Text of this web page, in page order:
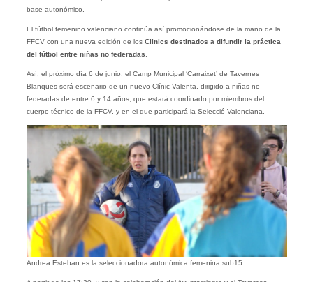
base autonómico.
El fútbol femenino valenciano continúa así promocionándose de la mano de la
FFCV con una nueva edición de los Clinics destinados a difundir la práctica
del fútbol entre niñas no federadas
Así, el próximo día 6 de junio, el Camp Municipal ‘Carraixet’ de Tavernes
Blanques será escenario de un nuevo Clínic Valenta, dirigido a niñas no
federadas de entre 6 y 14 años, que estará coordinado por miembros del
cuerpo técnico de la FFCV, y en el que participará la Selecció Valenciana.
Andrea Esteban es la seleccionadora autonómica femenina sub15.